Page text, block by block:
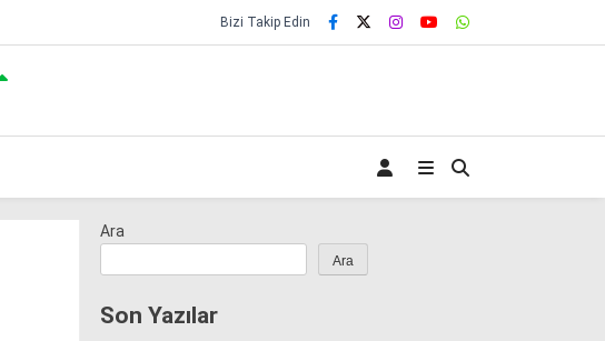
Bizi Takip Edin
Ara
Ara
Son Yazılar